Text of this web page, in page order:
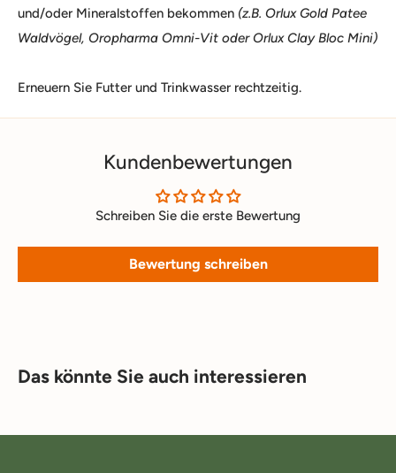
und/oder Mineralstoffen bekommen (z.B. Orlux Gold Patee
Waldvögel, Oropharma Omni-Vit oder Orlux Clay Bloc Mini)
Erneuern Sie Futter und Trinkwasser rechtzeitig.
Kundenbewertungen
Schreiben Sie die erste Bewertung
Bewertung schreiben
Das könnte Sie auch interessieren